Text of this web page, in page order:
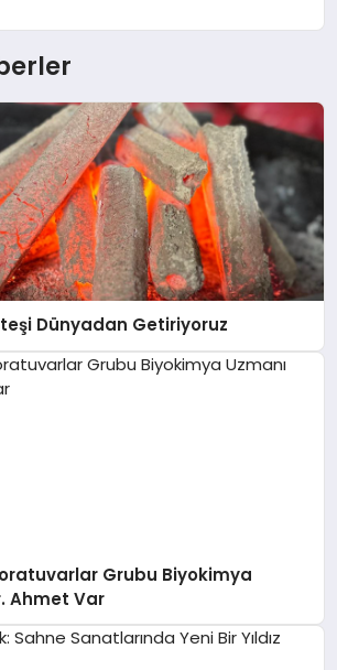
Dünyadan Getiriyoruz
Grubu Biyokimya
Ahmet Var